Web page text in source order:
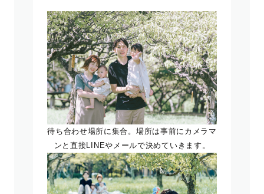
待ち合わせ場所に集合。場所は事前にカメラマ
ンと直接LINEやメールで決めていきます。